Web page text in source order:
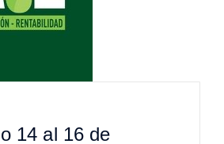
14 al 16 de